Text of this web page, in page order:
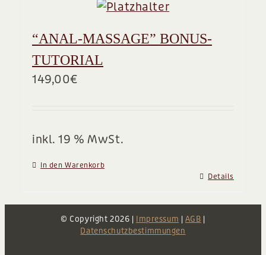
“ANAL-MASSAGE” BONUS-
TUTORIAL
149,00€
inkl. 19 % MwSt.
In den Warenkorb
Details
© Copyright2026 | Impressum | AGB |
Datenschutzbestimmungen